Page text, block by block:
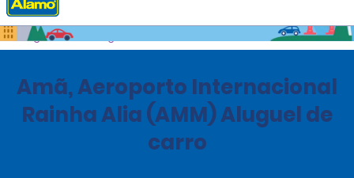
Página inicial
Amã, Aeroporto Internacional
Rainha Alia (AMM) Aluguel de
carro